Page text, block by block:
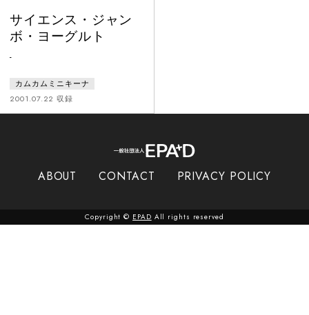
サイエンス・ジャン
ボ・ヨーグルト
-
カムカムミニキーナ
2001.07.22 収録
ABOUT CONTACT PRIVACY POLICY
Copyright © EPAD All rights reserved